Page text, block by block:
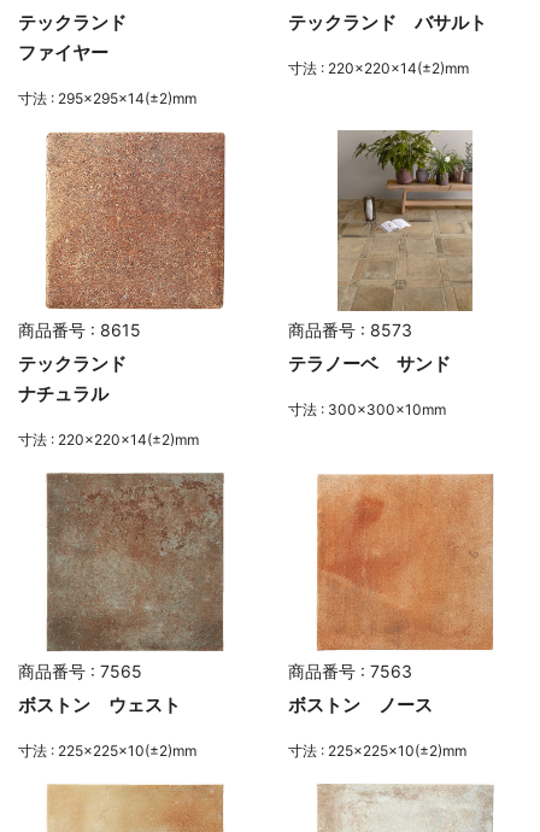
テックランド
ファイヤー
寸法 : 295×295×14(±2)mm
テックランド バサルト
寸法 : 220×220×14(±2)mm
商品番号 : 8615
テックランド
ナチュラル
寸法 : 220×220×14(±2)mm
商品番号 : 8573
テラノーベ サンド
寸法 : 300×300×10mm
商品番号 : 7565
ボストン ウェスト
寸法 : 225×225×10(±2)mm
商品番号 : 7563
ボストン ノース
寸法 : 225×225×10(±2)mm